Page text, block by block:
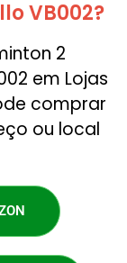
VB002?
2
em Lojas
comprar
ou local